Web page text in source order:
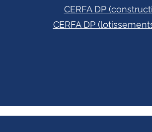
CERFA DP
CERFA DP